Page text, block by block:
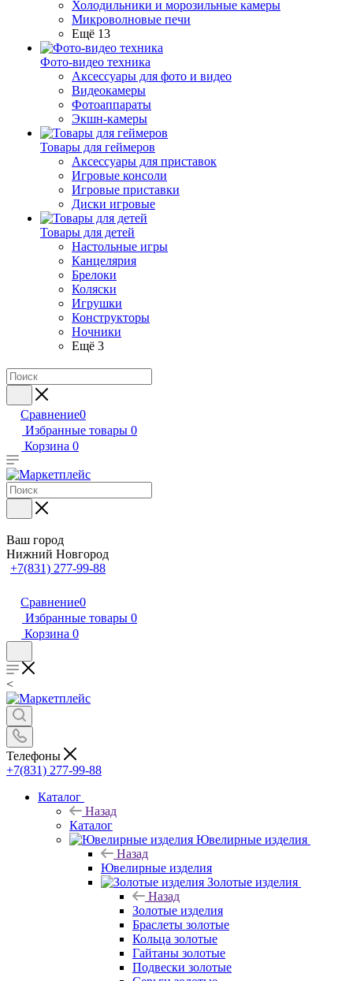
Холодильники и морозильные камеры
Микроволновые печи
Ещё 13
Фото-видео техника
Аксессуары для фото и видео
Видеокамеры
Фотоаппараты
Экшн-камеры
Товары для геймеров
Аксессуары для приставок
Игровые консоли
Игровые приставки
Диски игровые
Товары для детей
Настольные игры
Канцелярия
Брелоки
Коляски
Игрушки
Конструкторы
Ночники
Ещё 3
Сравнение0
Избранные товары 0
Корзина 0
Ваш город
Нижний Новгород
+7(831) 277-99-88
Сравнение0
Избранные товары 0
Корзина 0
<
Телефоны
+7(831) 277-99-88
Каталог
Назад
Каталог
Ювелирные изделия
Назад
Ювелирные изделия
Золотые изделия
Назад
Золотые изделия
Браслеты золотые
Кольца золотые
Гайтаны золотые
Подвески золотые